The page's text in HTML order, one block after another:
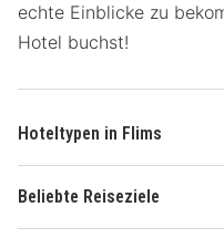
echte Einblicke zu
Hotel buchst!
Hoteltypen in Flims
Beliebte Reiseziele